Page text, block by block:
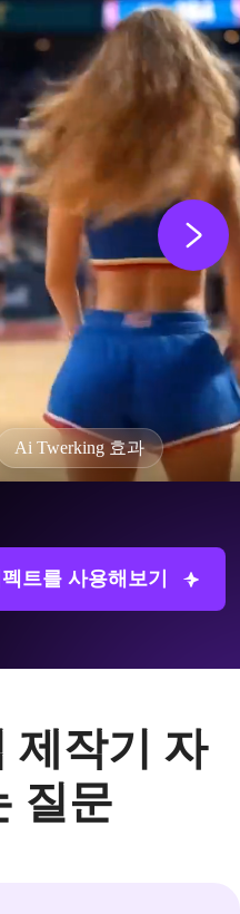
Ai Twerking 효과
트를 사용해보기
제작기 자
질문